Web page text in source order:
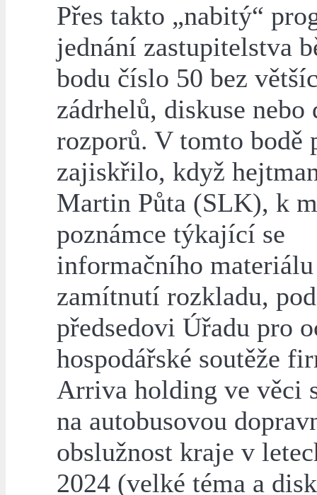
Přes takto „nabitý“
jednání zastupitelstva
bodu číslo 50 bez
zádrhelů, diskuse nebo
rozporů. V tomto bodě
zajiskřilo, když
Martin Půta (SLK), k
poznámce týkající se
informačního
zamítnutí rozkladu,
předsedovi Úřadu pro
hospodářské soutěže
Arriva holding ve věci
na autobusovou
obslužnost kraje v
2024 (velké téma a